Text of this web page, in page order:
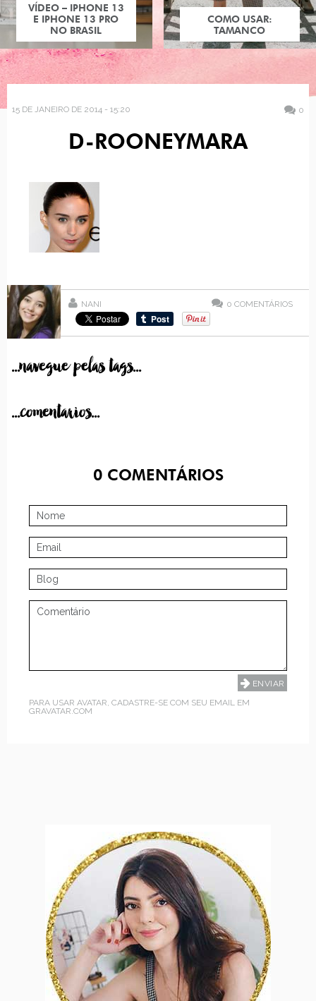
VÍDEO – IPHONE 13
E IPHONE 13 PRO
NO BRASIL
COMO USAR:
TAMANCO
15 DE JANEIRO DE 2014 - 15:20 0
D-ROONEYMARA
NANI 0 COMENTÁRIOS
...navegue pelas tags...
...comentarios...
0COMENTÁRIOS
PARA USAR AVATAR, CADASTRE-SE COM SEU EMAIL EM
GRAVATAR.COM